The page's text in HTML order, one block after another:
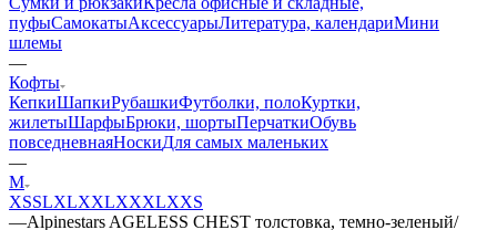
пуфыСамокатыАксессуарыЛитература, календариМини
шлемы
—
Кофты
КепкиШапкиРубашкиФутболки, полоКуртки,
жилетыШарфыБрюки, шортыПерчаткиОбувь
повседневнаяНоскиДля самых маленьких
—
M
XSSLXLXXLXXXLXXS
—Alpinestars AGELESS CHEST толстовка, темно-зеленый/